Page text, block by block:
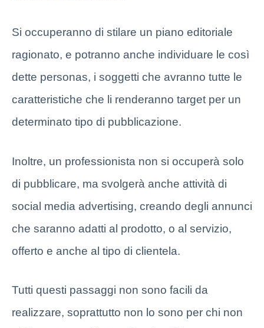
Si occuperanno di stilare un piano editoriale
ragionato, e potranno anche individuare le così
dette personas, i soggetti che avranno tutte le
caratteristiche che li renderanno target per un
determinato tipo di pubblicazione.
Inoltre, un professionista non si occuperà solo
di pubblicare, ma svolgerà anche attività di
social media advertising, creando degli annunci
che saranno adatti al prodotto, o al servizio,
offerto e anche al tipo di clientela.
Tutti questi passaggi non sono facili da
realizzare, soprattutto non lo sono per chi non